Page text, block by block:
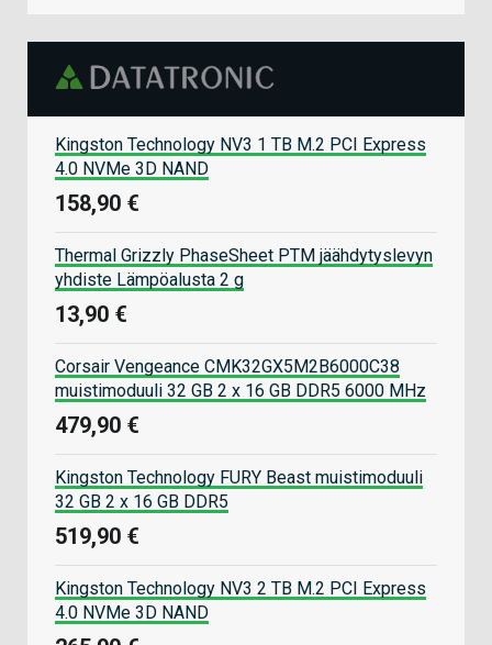
Kingston Technology NV3 1 TB M.2 PCI Express
4.0 NVMe 3D NAND
158,90 €
Thermal Grizzly PhaseSheet PTM jäähdytyslevyn
yhdiste Lämpöalusta 2 g
13,90 €
Corsair Vengeance CMK32GX5M2B6000C38
muistimoduuli 32 GB 2 x 16 GB DDR5 6000 MHz
479,90 €
Kingston Technology FURY Beast muistimoduuli
32 GB 2 x 16 GB DDR5
519,90 €
Kingston Technology NV3 2 TB M.2 PCI Express
4.0 NVMe 3D NAND